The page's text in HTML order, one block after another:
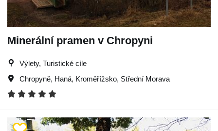
Minerální pramen v Chropyni
Výlety, Turistické cíle
Chropyně, Haná, Kroměřížsko, Střední Morava